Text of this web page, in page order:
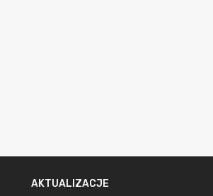
AKTUALIZACJE